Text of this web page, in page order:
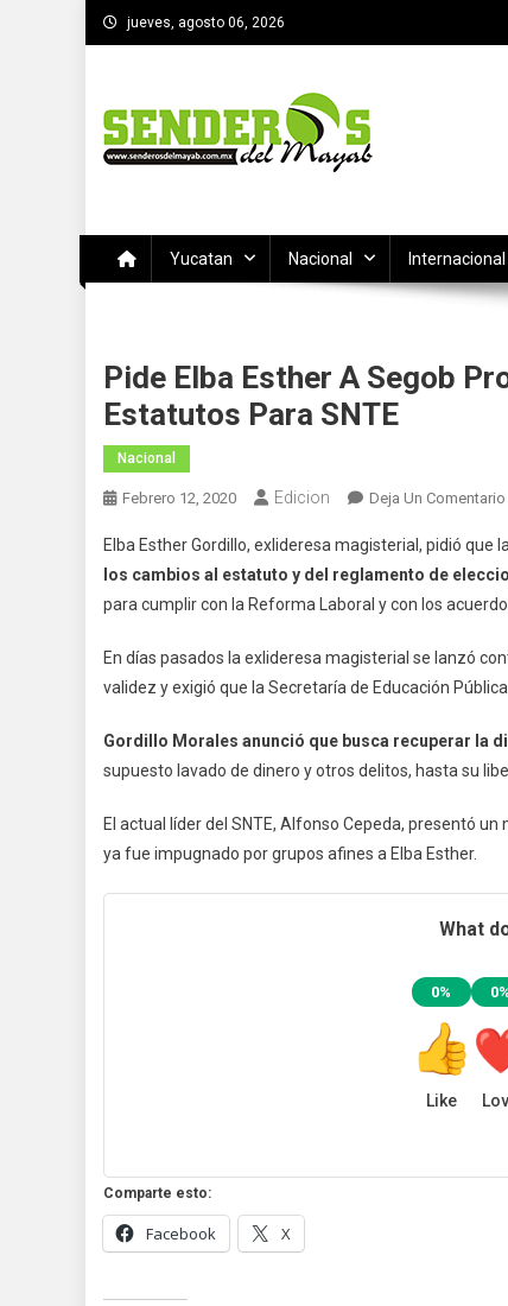
Saltar
al
jueves, agosto 06, 2026
Yucatan Nacional Internacional
Pide Elba Esther A Segob
Estatutos Para SNTE
Nacional
Febrero 12, 2020 Edicion Deja Un Comentario
Elba Esther Gordillo, exlideresa magisterial, pidió que la
los cambios al estatuto y del reglamento de
para cumplir con la Reforma Laboral y con los
En días pasados la exlideresa magisterial se lanzó
validez y exigió que la Secretaría de Educación
Gordillo Morales anunció que busca recuperar la
supuesto lavado de dinero y otros delitos, hasta su
El actual líder del SNTE, Alfonso Cepeda, presentó
ya fue impugnado por grupos afines a Elba Esther.
What
0%
Like
0%
Comparte esto:
Facebook X